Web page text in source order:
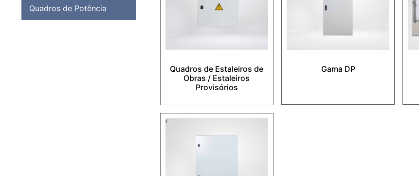
Quadros de Potência
Quadros de Estaleiros de
Obras / Estaleiros
Provisórios
Gama DP